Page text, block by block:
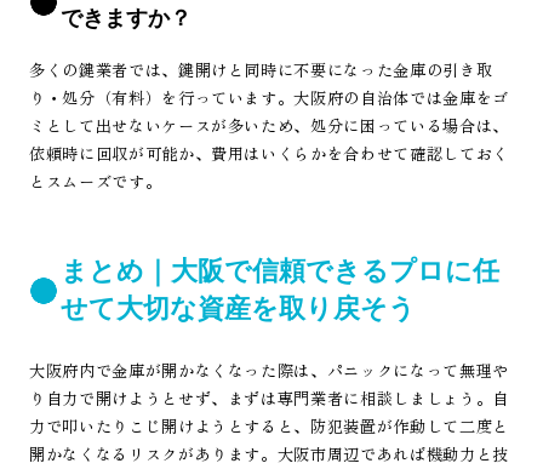
できますか？
多くの鍵業者では、鍵開けと同時に不要になった金庫の引き取
り・処分（有料）を行っています。大阪府の自治体では金庫をゴ
ミとして出せないケースが多いため、処分に困っている場合は、
依頼時に回収が可能か、費用はいくらかを合わせて確認しておく
とスムーズです。
まとめ｜大阪で信頼できるプロに任
せて大切な資産を取り戻そう
大阪府内で金庫が開かなくなった際は、パニックになって無理や
り自力で開けようとせず、まずは専門業者に相談しましょう。自
力で叩いたりこじ開けようとすると、防犯装置が作動して二度と
開かなくなるリスクがあります。大阪市周辺であれば機動力と技